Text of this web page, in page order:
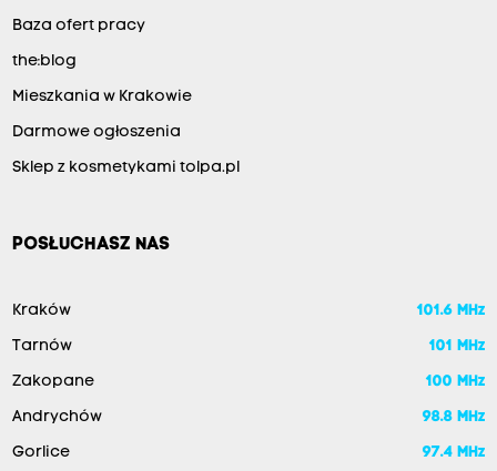
Baza ofert pracy
the:blog
Mieszkania w Krakowie
Darmowe ogłoszenia
Sklep z kosmetykami tolpa.pl
POSŁUCHASZ NAS
Kraków 101.6 MHz
Tarnów 101 MHz
Zakopane 100 MHz
Andrychów 98.8 MHz
Gorlice 97.4 MHz